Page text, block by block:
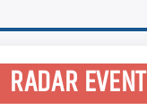
RADAR EVENT